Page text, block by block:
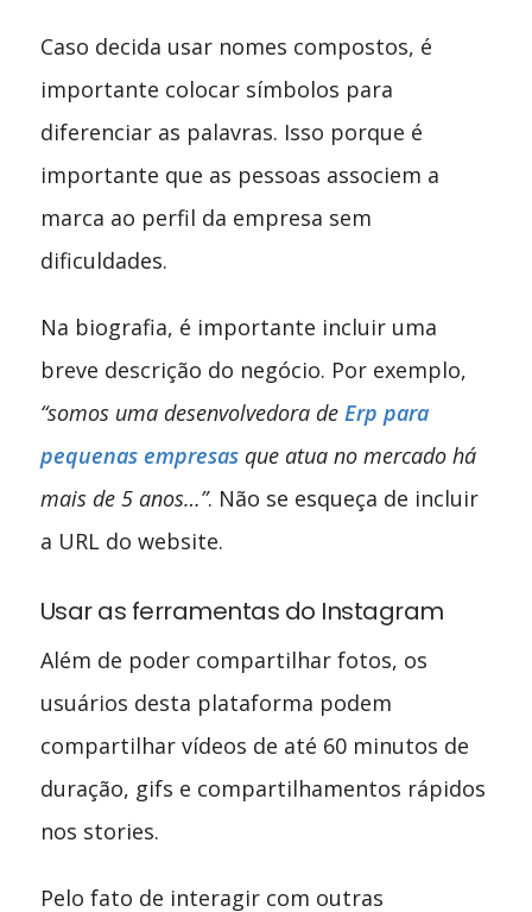
Caso decida usar nomes compostos, é
importante colocar símbolos para
diferenciar as palavras. Isso porque é
importante que as pessoas associem a
marca ao perfil da empresa sem
dificuldades.
Na biografia, é importante incluir uma
breve descrição do negócio. Por exemplo,
“somos uma desenvolvedora de Erp para
pequenas empresasque atua no mercado há
mais de 5 anos…”. Não se esqueça de incluir
a URL do website.
Usar as ferramentas do Instagram
Além de poder compartilhar fotos, os
usuários desta plataforma podem
compartilhar vídeos de até 60 minutos de
duração, gifs e compartilhamentos rápidos
nos stories.
Pelo fato de interagir com outras